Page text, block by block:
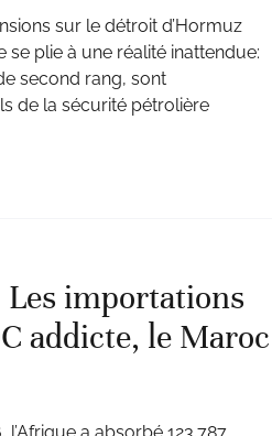
sur le détroit d’Hormuz
plie à une réalité inattendue:
second rang, sont
de la sécurité pétrolière
Les importations
addicte, le Maroc